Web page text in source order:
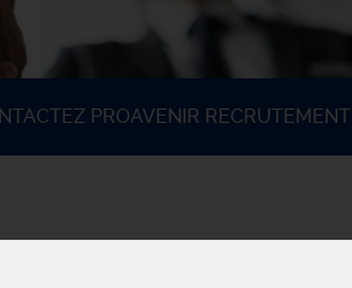
PROAVENIR RECRUTEMENT